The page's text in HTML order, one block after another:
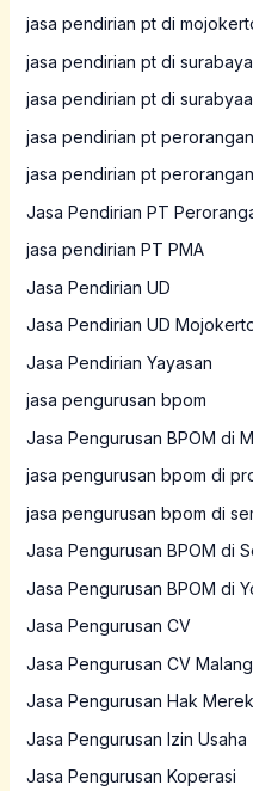
jasa pendirian pt di
jasa pendirian pt di surabaya
jasa pendirian pt di surabyaa
jasa pendirian pt perorangan
jasa pendirian pt
Jasa Pendirian PT
jasa pendirian PT PMA
Jasa Pendirian UD
Jasa Pendirian UD
Jasa Pendirian Yayasan
jasa pengurusan bpom
Jasa Pengurusan BPOM di
jasa pengurusan bpom di
jasa pengurusan bpom di
Jasa Pengurusan BPOM di
Jasa Pengurusan BPOM di
Jasa Pengurusan CV
Jasa Pengurusan CV Malang
Jasa Pengurusan Hak Merek
Jasa Pengurusan Izin Usaha
Jasa Pengurusan Koperasi